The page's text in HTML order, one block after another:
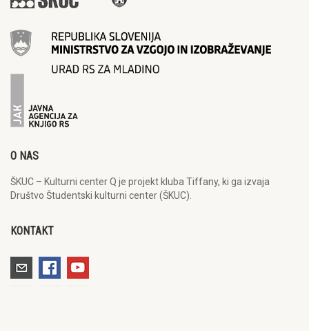
O NAS
ŠKUC – Kulturni center Q je projekt kluba Tiffany, ki ga izvaja
Društvo Študentski kulturni center (ŠKUC).
KONTAKT